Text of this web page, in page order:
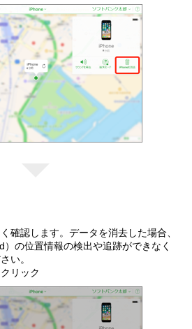
確認します。データを消去した場合、
の位置情報の検出や追跡ができなく
い。
リック